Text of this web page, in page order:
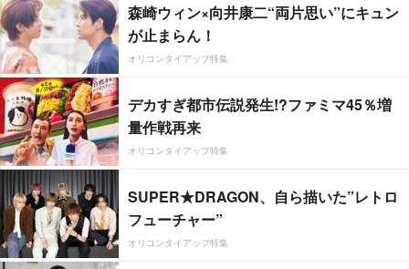
森崎ウィン×向井康二“両片思い”にキュン
が止まらん！
オリコンタイアップ特集
デカすぎ都市伝説発生!?ファミマ45％増
量作戦再来
オリコンタイアップ特集
SUPER★DRAGON、自ら描いた”レトロ
フューチャー”
オリコンタイアップ特集